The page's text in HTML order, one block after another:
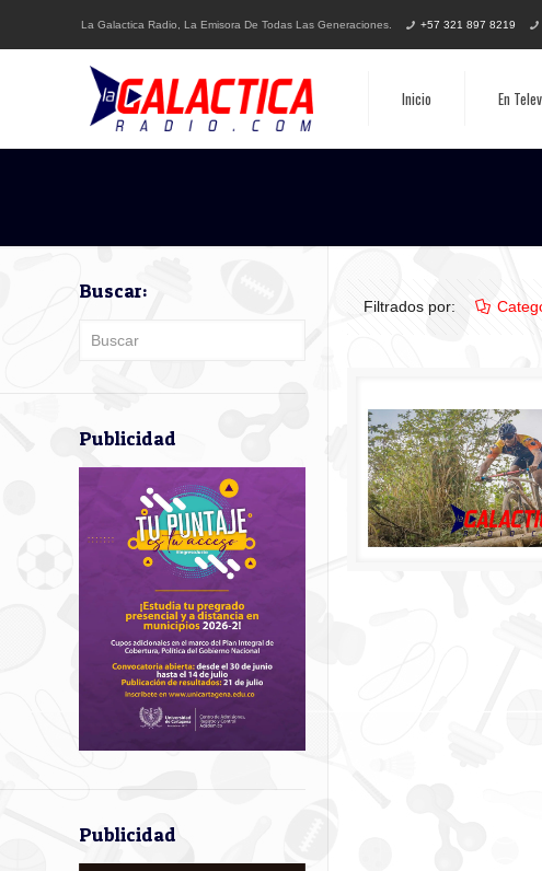
La Galactica Radio, La Emisora De Todas Las Generaciones. +57 321 897 8219
Inicio En
Filtrados por:
Buscar:
Publicidad
Publicidad